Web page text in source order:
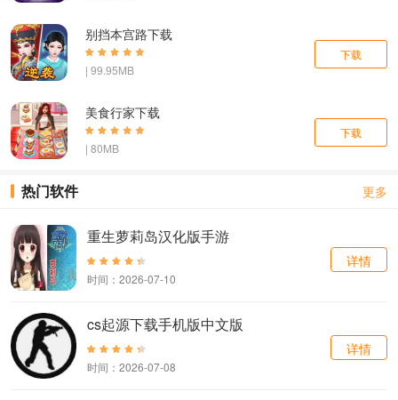
别挡本宫路下载
| 99.95MB
下载
美食行家下载
| 80MB
下载
热门软件 更多
重生萝莉岛汉化版手游
时间：2026-07-10
详情
cs起源下载手机版中文版
时间：2026-07-08
详情